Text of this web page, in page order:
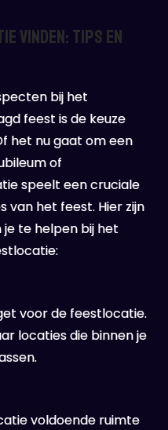
Vinden: Tips en
bij het
feest is de keuze
het nu gaat om een
of
speelt een cruciale
van het feest. Hier zijn
te helpen bij het
voor de feestlocatie.
locaties die binnen je
voldoende ruimte